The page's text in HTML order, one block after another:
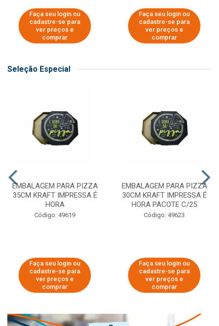
Faça seu login ou
cadastre-se para
ver preços e
comprar
Faça seu login ou
cadastre-se para
ver preços e
comprar
Seleção Especial
EMBALAGEM PARA PIZZA
35CM KRAFT IMPRESSA É
HORA
Código: 49619
Faça seu login ou
cadastre-se para
ver preços e
comprar
EMBALAGEM PARA PIZZA
30CM KRAFT IMPRESSA É
HORA PACOTE C/25
Código: 49623
Faça seu login ou
cadastre-se para
ver preços e
comprar